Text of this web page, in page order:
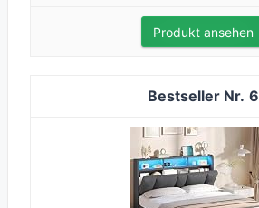
Produkt ansehen
6